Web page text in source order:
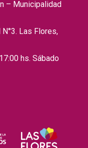
– Municipalidad
N°3. Las Flores,
hs. Sábado